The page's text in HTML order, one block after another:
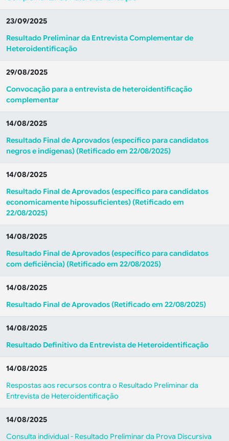
23/09/2025
Resultado Preliminar da Entrevista Complementar de
Heteroidentificação
29/08/2025
Convocação para a entrevista de heteroidentificação
complementar
14/08/2025
Resultado Final de Aprovados (específico para candidatos
negros e indígenas) (Retificado em 22/08/2025)
14/08/2025
Resultado Final de Aprovados (específico para candidatos
economicamente hipossuficientes) (Retificado em
22/08/2025)
14/08/2025
Resultado Final de Aprovados (específico para candidatos
com deficiência) (Retificado em 22/08/2025)
14/08/2025
Resultado Final de Aprovados (Retificado em 22/08/2025)
14/08/2025
Resultado Definitivo da Entrevista de Heteroidentificação
14/08/2025
Respostas aos recursos contra o Resultado Preliminar da
Entrevista de Heteroidentificação
14/08/2025
Consulta individual - Resultado Preliminar da Prova Discursiva